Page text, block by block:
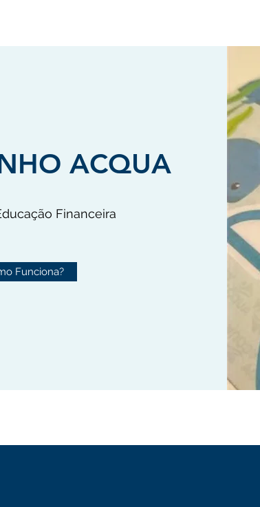
ACQUA
Financeira
Funciona?